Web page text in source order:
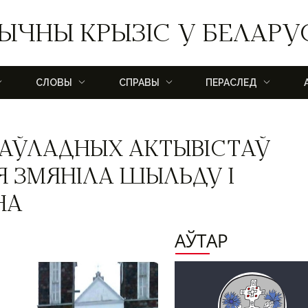
КРЫЗІС У
СЛОВЫ СПРАВЫ ПЕРАСЛЕД
АКТЫВІСТАЎ
ЗМЯНІЛА ШЫЛЬДУ І
АЎТАР